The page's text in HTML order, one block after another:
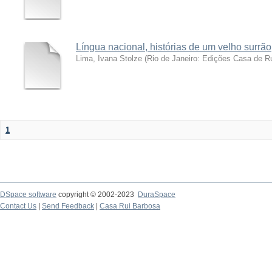
Língua nacional, histórias de um velho surrão
Lima, Ivana Stolze (Rio de Janeiro: Edições Casa de
1
DSpace software copyright © 2002-2023
DuraSpace
Contact Us
Send Feedback Casa Rui Barbosa